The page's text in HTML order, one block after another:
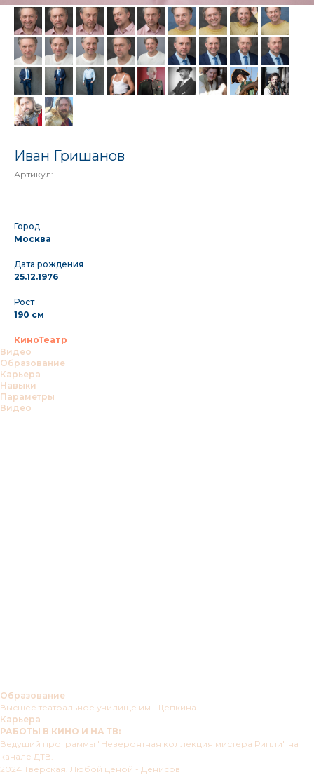
Иван Гришанов
Артикул:
Город
Москва
Дата рождения
25.12.1976
Рост
190 см
КиноТеатр
Видео
Образование
Карьера
Навыки
Параметры
Видео
Образование
Высшее театральное училище им. Щепкина
Карьера
РАБОТЫ В КИНО И НА ТВ:
Ведущий программы "Невероятная коллекция мистера Рипли" на
канале ДТВ.
2024 Тверская. Любой ценой - Денисов